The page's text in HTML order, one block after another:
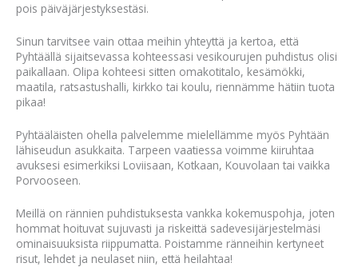
pois päiväjärjestyksestäsi.
Sinun tarvitsee vain ottaa meihin yhteyttä ja kertoa, että
Pyhtäällä sijaitsevassa kohteessasi vesikourujen puhdistus olisi
paikallaan. Olipa kohteesi sitten omakotitalo, kesämökki,
maatila, ratsastushalli, kirkko tai koulu, riennämme hätiin tuota
pikaa!
Pyhtääläisten ohella palvelemme mielellämme myös Pyhtään
lähiseudun asukkaita. Tarpeen vaatiessa voimme kiiruhtaa
avuksesi esimerkiksi Loviisaan, Kotkaan, Kouvolaan tai vaikka
Porvooseen.
Meillä on rännien puhdistuksesta vankka kokemuspohja, joten
hommat hoituvat sujuvasti ja riskeittä sadevesijärjestelmäsi
ominaisuuksista riippumatta. Poistamme ränneihin kertyneet
risut, lehdet ja neulaset niin, että heilahtaa!